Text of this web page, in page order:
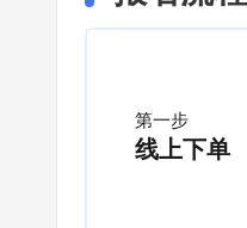
第一步
线上下单